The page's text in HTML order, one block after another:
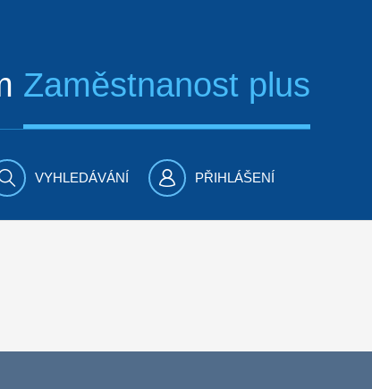
Zaměstnanost plus
VYHLEDÁVÁNÍ PŘIHLÁŠENÍ